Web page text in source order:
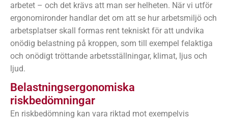
arbetet – och det krävs att man ser helheten. När vi utför
ergonomironder handlar det om att se hur arbetsmiljö och
arbetsplatser skall formas rent tekniskt för att undvika
onödig belastning på kroppen, som till exempel felaktiga
och onödigt tröttande arbetsställningar, klimat, ljus och
ljud.
Belastningsergonomiska
riskbedömningar
En riskbedömning kan vara riktad mot exempelvis